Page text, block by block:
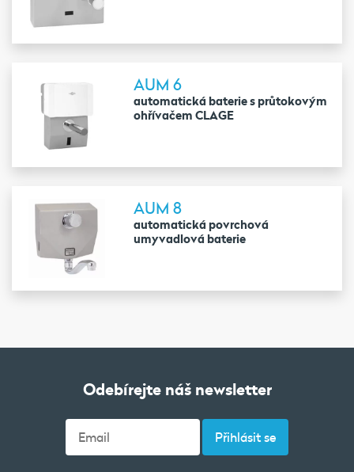
AUM 6
automatická baterie s průtokovým
ohřívačem CLAGE
AUM 8
automatická povrchová
umyvadlová baterie
Odebírejte náš newsletter